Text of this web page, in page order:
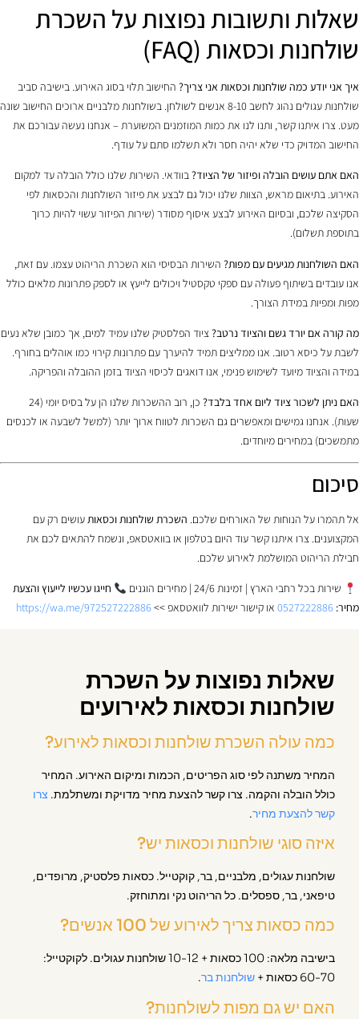
שאלות ותשובות נפוצות על השכרת
שולחנות וכסאות (FAQ)
איך אני יודע כמה שולחנות וכסאות אני צריך? החישוב תלוי בסוג האירוע. בישיבה סביב
שולחנות עגולים נהוג לחשב 8-10 אנשים לשולחן. בשולחנות מלבניים ארוכים החישוב שונה
מעט. צרו איתנו קשר, ותנו לנו את כמות המוזמנים המשוערת – אנחנו נעשה עבורכם את
החישוב המדויק כדי שלא יהיה חסר ולא תשלמו סתם על עודף.
האם אתם עושים הובלה ופיזור של הציוד?בוודאי. השירות שלנו כולל הובלה עד למקום
האירוע. בתיאום מראש, הצוות שלנו יכול גם לבצע את פיזור השולחנות והכסאות לפי
הסקיצה שלכם, ובסיום האירוע לבצע איסוף מסודר (שירות הפיזור עשוי להיות כרוך
בתוספת תשלום).
האם השולחנות מגיעים עם מפות? השירות הבסיסי הוא השכרת הריהוט עצמו. עם זאת,
אנו עובדים בשיתוף פעולה עם ספקי טקסטיל ויכולים לייעץ או לספק פתרונות מלאים כולל
מפות ומפיות במידת הצורך.
מה קורה אם יורד גשם והציוד נרטב?ציוד הפלסטיק שלנו עמיד למים, אך כמובן שלא נעים
לשבת על כיסא רטוב. אנו ממליצים תמיד להיערך עם פתרונות קירוי כמו אוהלים בחורף.
במידה והציוד מיועד לשימוש פנימי, אנו דואגים לכיסוי הציוד בזמן ההובלה והפריקה.
האם ניתן לשכור ציוד ליום אחד בלבד?
כן, רוב ההשכרות שלנו הן על בסיס יומי (24
שעות). אנחנו גמישים ומאפשרים גם השכרות לטווח ארוך יותר (למשל לשבעה או לכנסים
מתמשכים) במחירים מיוחדים.
סיכום
אל תהמרו על הנוחות של האורחים שלכם. השכרת שולחנות וכסאותעושים רק עם
המקצוענים. צרו איתנו קשר עוד היום בטלפון או בוואטסאפ, ונשמח להתאים לכם את
חבילת הריהוט המושלמת לאירוע שלכם.
שירות בכל רחבי הארץ | זמינות 24/6 | מחירים הוגנים
חייגו עכשיו לייעוץ והצעת
מחיר: 0527222886 או קישור ישירות לוואטסאפ >>https://wa.me/972527222886
שאלות נפוצות על השכרת
שולחנות וכסאות לאירועים
כמה עולה השכרת שולחנות וכסאות לאירוע?
המחיר משתנה לפי סוג הפריטים, הכמות ומיקום האירוע. המחיר
כולל הובלה והקמה. צרו קשר להצעת מחיר מדויקת ומשתלמת. צרו
קשר להצעת מחיר.
איזה סוגי שולחנות וכסאות יש?
שולחנות עגולים, מלבניים, בר, קוקטייל. כסאות פלסטיק, מרופדים,
טיפאני, בר, ספסלים. כל הריהוט נקי ומתוחזק.
כמה כסאות צריך לאירוע של 100 אנשים?
בישיבה מלאה: 100 כסאות + 10-12 שולחנות עגולים. לקוקטייל:
60-70 כסאות +
שולחנות בר.
האם יש גם מפות לשולחנות?